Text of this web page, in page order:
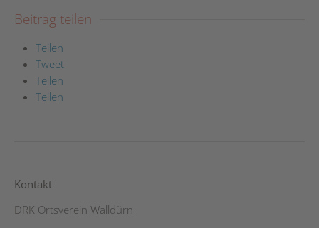
Beitrag teilen
Teilen
Tweet
Teilen
Teilen
Kontakt
DRK Ortsverein Walldürn